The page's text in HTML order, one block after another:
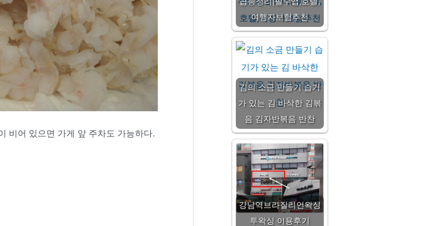
비어 있으면 가게 앞 주차도 가능하다.
여행자보험추천
김의 소금 만들기 습기
가 있는 김 바삭한 김볶
음 김자반볶음 반찬
강남역브라질리언왁싱
투왁싱 이용후기